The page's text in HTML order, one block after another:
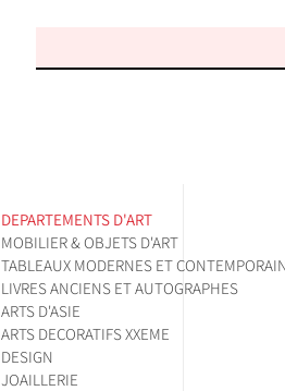
DEPARTEMENTS D'ART
MOBILIER & OBJETS D'ART
TABLEAUX MODERNES ET
LIVRES ANCIENS ET AUTOGRAPHES
ARTS D'ASIE
ARTS DECORATIFS XXEME
DESIGN
JOAILLERIE